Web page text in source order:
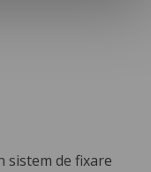
sistem de fixare